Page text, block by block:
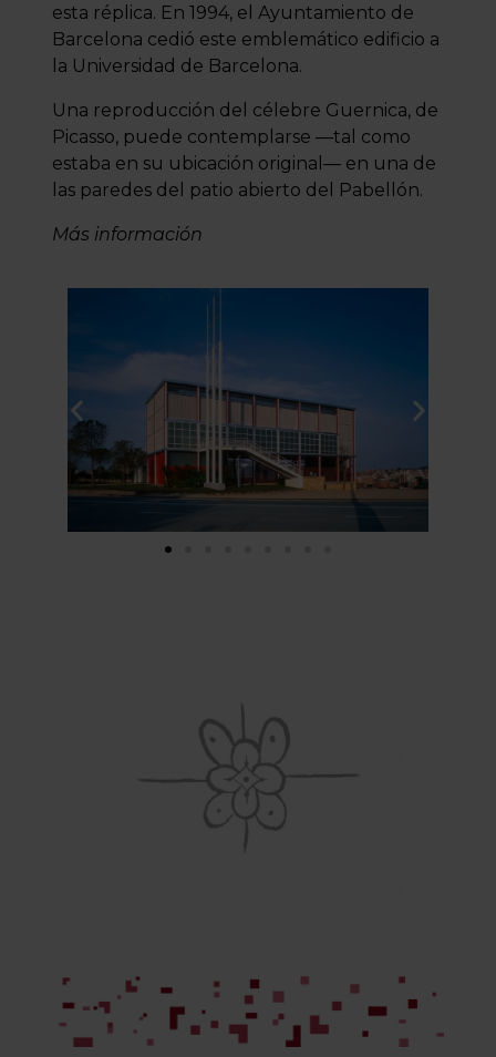
esta réplica. En 1994, el Ayuntamiento de
Barcelona cedió este emblemático edificio a
la Universidad de Barcelona.
Una reproducción del célebre Guernica, de
Picasso, puede contemplarse —tal como
estaba en su ubicación original— en una de
las paredes del patio abierto del Pabellón.
Más información